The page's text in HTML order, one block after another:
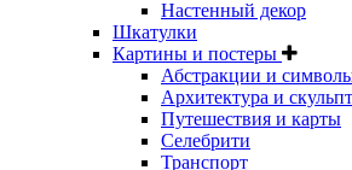
Настенный декор
Шкатулки
Картины и постеры
Абстракции и
Архитектура и
Путешествия и карты
Селебрити
Транспорт